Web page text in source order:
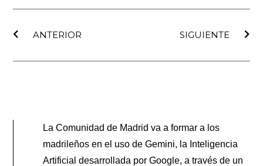
ANTERIOR
SIGUIENTE
La Comunidad de Madrid va a formar a los
madrileños en el uso de Gemini, la Inteligencia
Artificial desarrollada por Google, a través de un